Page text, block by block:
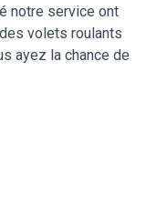
notre service ont
volets roulants
ayez la chance de